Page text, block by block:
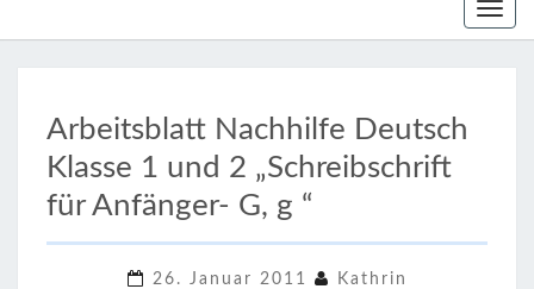
ein-/
NACHHILFE
DEUTSCH
KLASSE
Arbeitsblatt Nachhilfe Deutsch
Klasse 1 und 2 „Schreibschrift
für Anfänger- G, g “
26. Januar 2011 Kathrin